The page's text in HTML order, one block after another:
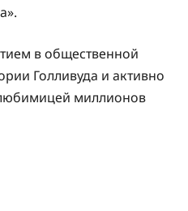
в общественной
Голливуда и активно
миллионов